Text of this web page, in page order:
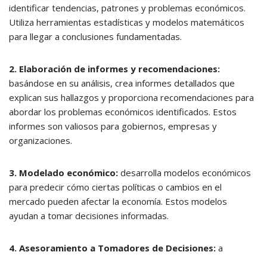
identificar tendencias, patrones y problemas económicos.
Utiliza herramientas estadísticas y modelos matemáticos
para llegar a conclusiones fundamentadas.
2. Elaboración de informes y recomendaciones:
basándose en su análisis, crea informes detallados que
explican sus hallazgos y proporciona recomendaciones para
abordar los problemas económicos identificados. Estos
informes son valiosos para gobiernos, empresas y
organizaciones.
3. Modelado económico: desarrolla modelos económicos
para predecir cómo ciertas políticas o cambios en el
mercado pueden afectar la economía. Estos modelos
ayudan a tomar decisiones informadas.
4. Asesoramiento a Tomadores de Decisiones: a